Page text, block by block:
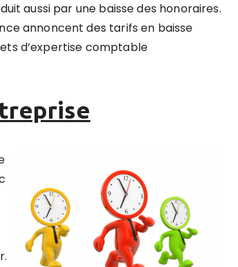
aussi par une baisse des honoraires.
annoncent des tarifs en baisse
d’expertise comptable